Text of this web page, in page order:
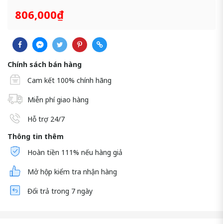
806,000₫
Chính sách bán hàng
Cam kết 100% chính hãng
Miễn phí giao hàng
Hỗ trợ 24/7
Thông tin thêm
Hoàn tiền 111% nếu hàng giả
Mở hộp kiểm tra nhận hàng
Đổi trả trong 7 ngày